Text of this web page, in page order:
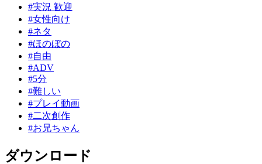
#実況 歓迎
#女性向け
#ネタ
#ほのぼの
#自由
#ADV
#5分
#難しい
#プレイ動画
#二次創作
#お兄ちゃん
ダウンロード